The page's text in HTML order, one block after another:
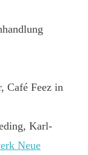
Café Feez in
Karl-
Neue